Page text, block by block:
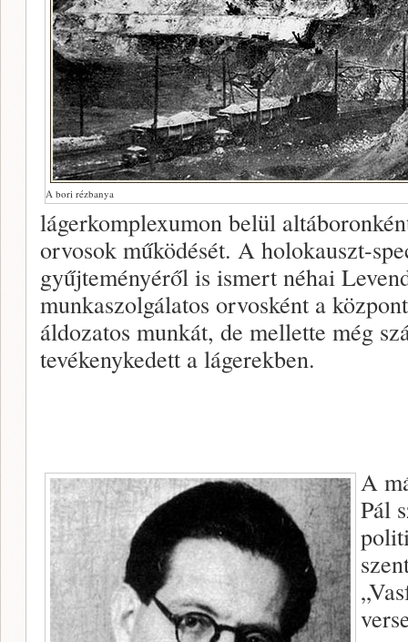
A bori rézbanya
lágerkomplexumon belül
orvosok működését. A holokauszt-
gyűjteményéről is ismert néhai
munkaszolgálatos orvosként a
áldozatos munkát, de mellette még
tevékenykedett a lágerekben.
A
Pál